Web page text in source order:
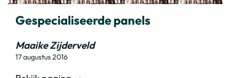
Gespecialiseerde panels
Maaike Zijderveld
17 augustus 2016